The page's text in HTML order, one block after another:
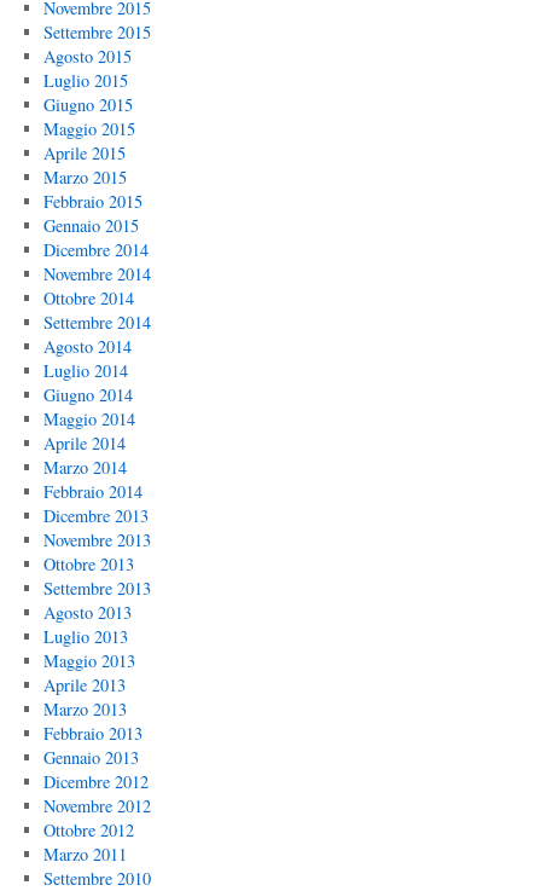
Novembre 2015
Settembre 2015
Agosto 2015
Luglio 2015
Giugno 2015
Maggio 2015
Aprile 2015
Marzo 2015
Febbraio 2015
Gennaio 2015
Dicembre 2014
Novembre 2014
Ottobre 2014
Settembre 2014
Agosto 2014
Luglio 2014
Giugno 2014
Maggio 2014
Aprile 2014
Marzo 2014
Febbraio 2014
Dicembre 2013
Novembre 2013
Ottobre 2013
Settembre 2013
Agosto 2013
Luglio 2013
Maggio 2013
Aprile 2013
Marzo 2013
Febbraio 2013
Gennaio 2013
Dicembre 2012
Novembre 2012
Ottobre 2012
Marzo 2011
Settembre 2010